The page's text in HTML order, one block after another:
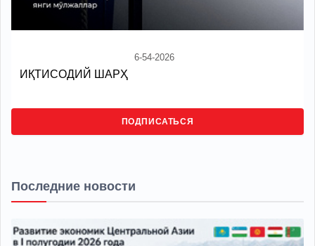
6-54-2026
ИҚТИСОДИЙ ШАРҲ
ПОДПИСАТЬСЯ
Последние новости